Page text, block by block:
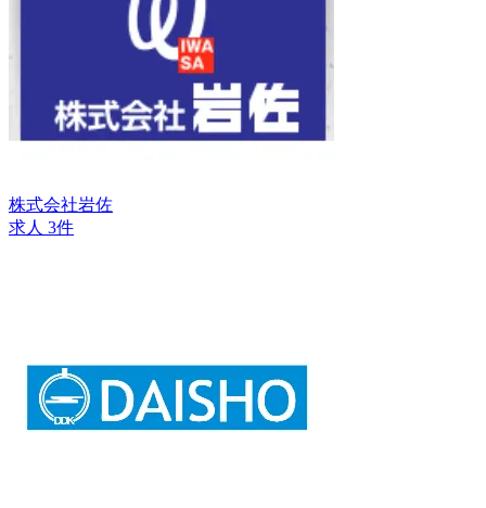
株式会社岩佐
求人 3件